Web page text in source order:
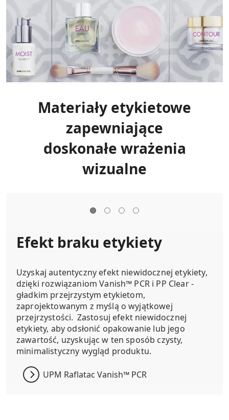
Materiały etykietowe
zapewniające
doskonałe wrażenia
wizualne
Efekt braku etykiety
Uzyskaj autentyczny efekt niewidocznej etykiety,
dzięki rozwiązaniom Vanish™ PCR i PP Clear -
gładkim przejrzystym etykietom,
zaprojektowanym z myślą o wyjątkowej
przejrzystości. Zastosuj efekt niewidocznej
etykiety, aby odsłonić opakowanie lub jego
zawartość, uzyskując w ten sposób czysty,
minimalistyczny wygląd produktu.
UPM Raflatac Vanish™ PCR